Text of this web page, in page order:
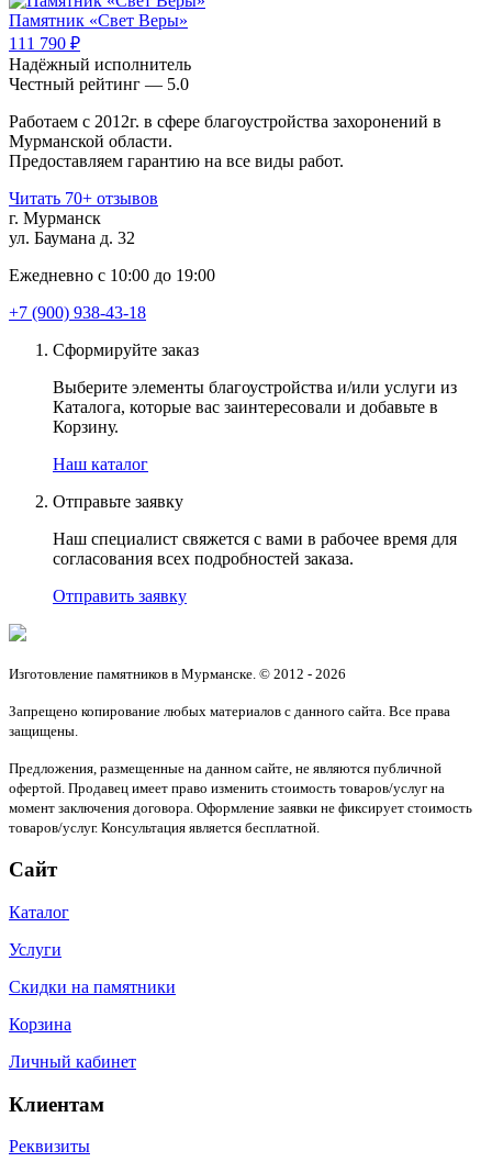
Памятник «Свет Веры»
111 790 ₽
Надёжный исполнитель
Чеcтный рейтинг — 5.0
Работаем с 2012г. в сфере благоустройства захоронений в
Мурманской области.
Предоставляем гарантию на все виды работ.
Читать 70+ отзывов
г. Мурманск
ул. Баумана д. 32
Ежедневно с 10:00 до 19:00
+7 (900) 938-43-18
Сформируйте заказ
Выберите элементы благоустройства и/или услуги из
Каталога, которые вас заинтересовали и добавьте в
Корзину.
Наш каталог
Отправьте заявку
Наш специалист свяжется с вами в рабочее время для
согласования всех подробностей заказа.
Отправить заявку
Изготовление памятников в Мурманске. © 2012 - 2026
Запрещено копирование любых материалов с данного сайта. Все права
защищены.
Предложения, размещенные на данном сайте, не являются публичной
офертой. Продавец имеет право изменить стоимость товаров/услуг на
момент заключения договора. Оформление заявки не фиксирует стоимость
товаров/услуг. Консультация является бесплатной.
Сайт
Каталог
Услуги
Скидки на памятники
Корзина
Личный кабинет
Клиентам
Реквизиты